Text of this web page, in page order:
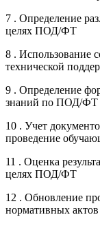
7 . Определение
целях ПОД/ФТ
8 . Использование
технической
9 . Определение
знаний по ПОД/ФТ
10 . Учет
проведение
11 . Оценка
целях ПОД/ФТ
12 . Обновление
нормативных